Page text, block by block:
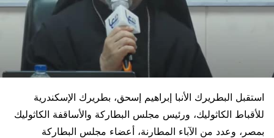
استقبل البطريرك الأنبا إبراهيم إسحق، بطريرك الإسكندرية
للأقباط الكاثوليك، ورئيس مجلس البطاركة والأساقفة الكاثوليك
بمصر، وعدد من الآباء المطارنة، أعضاء مجلس البطاركة